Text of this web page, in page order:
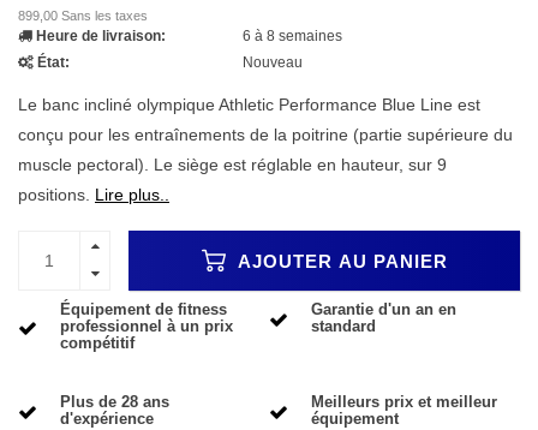
899,00 Sans les taxes
Heure de livraison:
6 à 8 semaines
État:
Nouveau
Le banc incliné olympique Athletic Performance Blue Line est
conçu pour les entraînements de la poitrine (partie supérieure du
muscle pectoral). Le siège est réglable en hauteur, sur 9
positions. Lire plus..
AJOUTER AU PANIER
Équipement de fitness
professionnel à un prix
compétitif
Garantie d'un an en
standard
Plus de 28 ans
d'expérience
Meilleurs prix et meilleur
équipement